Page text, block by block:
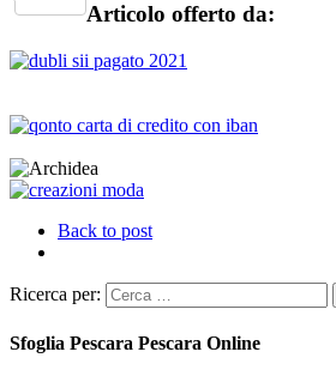
Articolo offerto da:
Back to post
Ricerca per:
Sfoglia Pescara Pescara Online